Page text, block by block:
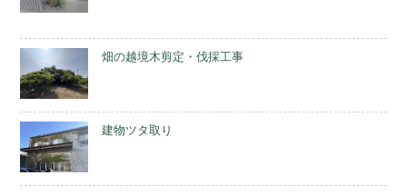
畑の越境木剪定・伐採工事
建物ツタ取り